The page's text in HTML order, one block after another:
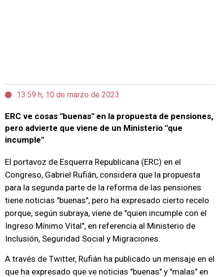
13:59 h, 10 de marzo de 2023
ERC ve cosas "buenas" en la propuesta de pensiones,
pero advierte que viene de un Ministerio "que
incumple"
El portavoz de Esquerra Republicana (ERC) en el
Congreso, Gabriel Rufián, considera que la propuesta
para la segunda parte de la reforma de las pensiones
tiene noticias "buenas", pero ha expresado cierto recelo
porque, según subraya, viene de "quien incumple con el
Ingreso Mínimo Vital", en referencia al Ministerio de
Inclusión, Seguridad Social y Migraciones.
A través de Twitter, Rufián ha publicado un mensaje en el
que ha expresado que ve noticias "buenas" y "malas" en